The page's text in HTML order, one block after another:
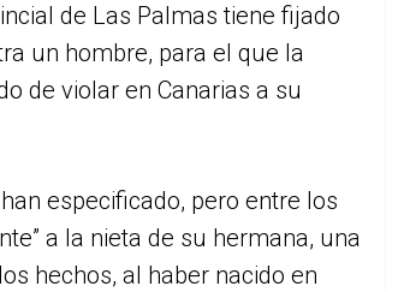
de Las Palmas tiene fijado
un hombre, para el que la
de violar en Canarias a su
especificado, pero entre los
a la nieta de su hermana, una
hechos, al haber nacido en